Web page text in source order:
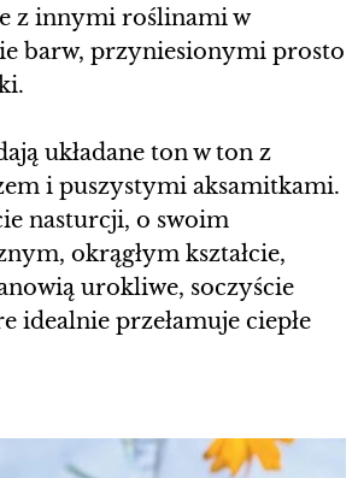
z innymi roślinami w
barw, przyniesionymi prosto
układane ton w ton z
i puszystymi aksamitkami.
nasturcji, o swoim
okrągłym kształcie,
urokliwe, soczyście
idealnie przełamuje ciepłe